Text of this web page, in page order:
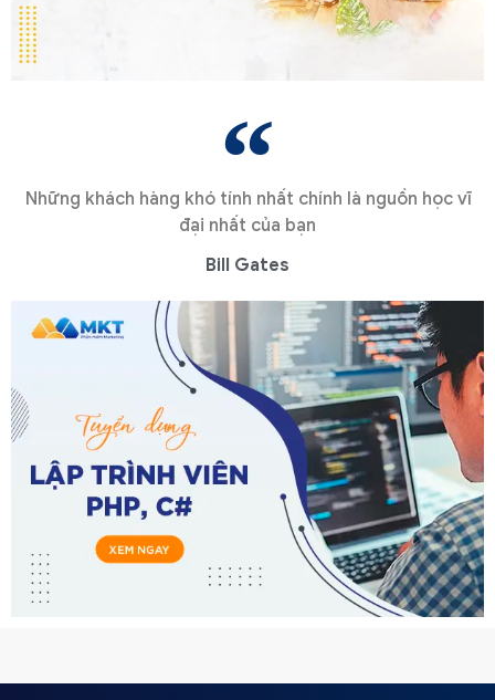
Những khách hàng khó tính nhất chính là nguồn học vĩ
đại nhất của bạn
Bill Gates